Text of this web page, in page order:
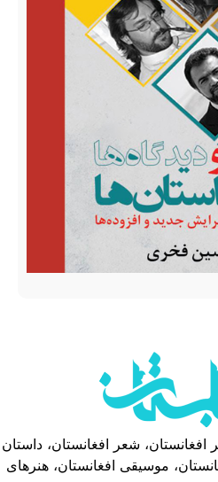
شعر افغانستان، داستان
موسیقی افغانستان، هنرهای